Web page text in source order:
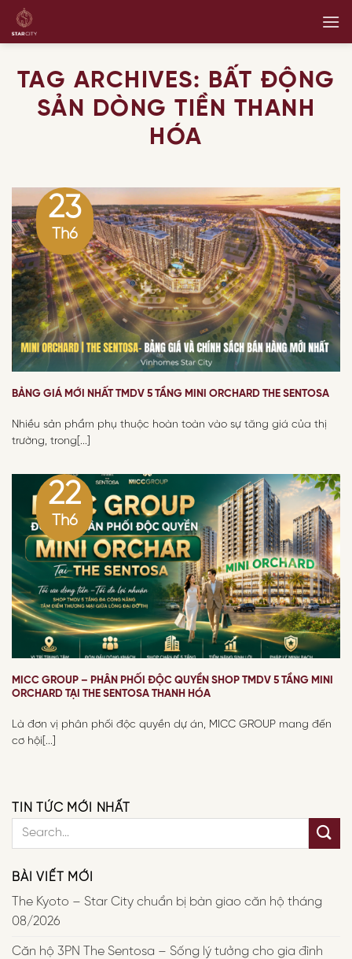
Skip
TAG ARCHIVES: BẤT ĐỘNG
SẢN DÒNG TIỀN THANH
HÓA
BẢNG GIÁ MỚI NHẤT TMDV 5 TẦNG MINI ORCHARD THE SENTOSA
Nhiều sản phẩm phụ thuộc hoàn toàn vào sự tăng giá của thị
trường, trong[...]
23
Th6
MICC GROUP – PHÂN PHỐI ĐỘC QUYỀN SHOP TMDV 5 TẦNG MINI
ORCHARD TẠI THE SENTOSA THANH HÓA
Là đơn vị phân phối độc quyền dự án, MICC GROUP mang đến
cơ hội[...]
22
Th6
TIN TỨC MỚI NHẤT
BÀI VIẾT MỚI
The Kyoto – Star City chuẩn bị bàn giao căn hộ tháng
08/2026
Căn hộ 3PN The Sentosa – Sống lý tưởng cho gia đình